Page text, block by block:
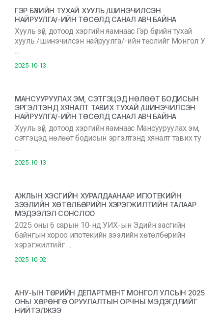
ГЭР БҮЛИЙН ТУХАЙ ХУУЛЬ /ШИНЭЧИЛСЭН
НАЙРУУЛГА/-ИЙН ТӨСӨЛД САНАЛ АВЧ БАЙНА
Хууль зүй, дотоод хэргийн яамнаас Гэр бүлийн тухай
хууль /шинэчилсэн найруулга/-ийн төслийг Монгол У
…
2025-10-13
МАНСУУРУУЛАХ ЭМ, СЭТГЭЦЭД НӨЛӨӨТ БОДИСЫН
ЭРГЭЛТЭНД ХЯНАЛТ ТАВИХ ТУХАЙ /ШИНЭЧИЛСЭН
НАЙРУУЛГА/-ИЙН ТӨСӨЛД САНАЛ АВЧ БАЙНА
Хууль зүй, дотоод хэргийн яамнаас Мансууруулах эм,
сэтгэцэд нөлөөт бодисын эргэлтэнд хяналт тавих ту
…
2025-10-13
АЖЛЫН ХЭСГИЙН ХУРАЛДААНААР ИПОТЕКИЙН
ЗЭЭЛИЙН ХӨТӨЛБӨРИЙН ХЭРЭГЖИЛТИЙН ТАЛААР
МЭДЭЭЛЭЛ СОНСЛОО
2025 оны 6 сарын 10-нд УИХ-ын Эдийн засгийн
байнгын хороо ипотекийн зээлийн хөтөлбөрийн
хэрэгжилтийг …
2025-10-02
АНУ-ЫН ТӨРИЙН ДЕПАРТМЕНТ МОНГОЛ УЛСЫН 2025
ОНЫ ХӨРӨНГӨ ОРУУЛАЛТЫН ОРЧНЫ МЭДЭГДЛИЙГ
НИЙТЭЛЖЭЭ